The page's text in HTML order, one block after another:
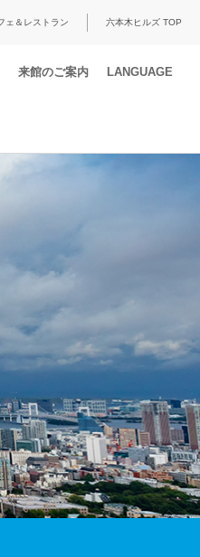
ェ＆レストラン 六本木ヒルズ TOP
来館のご案内 LANGUAGE